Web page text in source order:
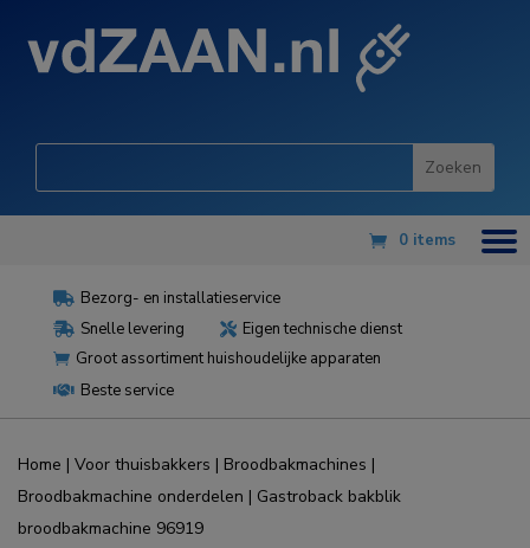
0 items
 Bezorg- en installatieservice
 Snelle levering  Eigen technische dienst
 Groot assortiment huishoudelijke apparaten
 Beste service
Home | Voor thuisbakkers | Broodbakmachines |
Broodbakmachine onderdelen | Gastroback bakblik
broodbakmachine 96919